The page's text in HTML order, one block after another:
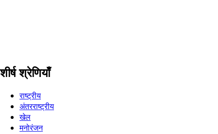
शीर्ष श्रेणियाँ
राष्ट्रीय
अंतरराष्ट्रीय
खेल
मनोरंजन